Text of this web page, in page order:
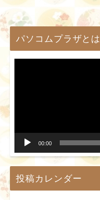
パソコムプラザとは
ー
00:00
投稿カレンダー